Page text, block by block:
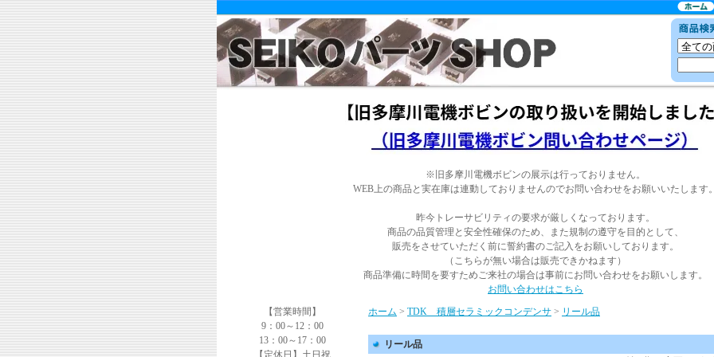
※旧多摩川電機ボビンの展示は行っておりません。
WEB上の商品と実在庫は連動しておりませんのでお問い合わせをお願いいたします
昨今トレーサビリティの要求が厳しくなっております。
商品の品質管理と安全性確保のため、また規制の遵守を目的として、
販売をさせていただく前に誓約書のご記入をお願いしております。
（こちらが無い場合は販売できかねます）
商品準備に時間を要すためご来社の場合は事前にお問い合わせをお願いします。
お問い合わせはこちら
【営業時間】
9：00～12：00
13：00～17：00
ホーム > TDK 積層セラミックコンデンサ > リール品
リール品